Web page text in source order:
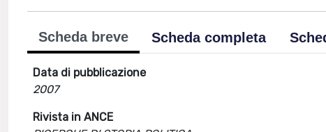
Scheda breve Scheda completa
Data di pubblicazione
2007
Rivista in ANCE